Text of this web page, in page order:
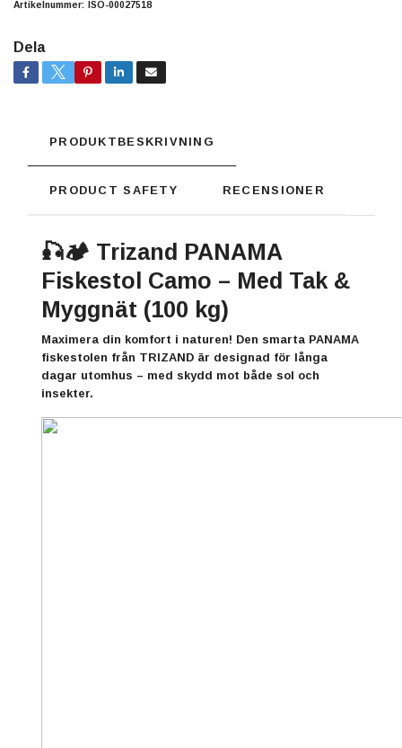
Artikelnummer: ISO-00027518
Dela
PRODUKTBESKRIVNING
PRODUCT SAFETY RECENSIONER
🎣🏕️ Trizand PANAMA
Fiskestol Camo – Med Tak &
Myggnät (100 kg)
Maximera din komfort i naturen! Den smarta PANAMA
fiskestolen från TRIZAND är designad för långa
dagar utomhus – med skydd mot både sol och
insekter.